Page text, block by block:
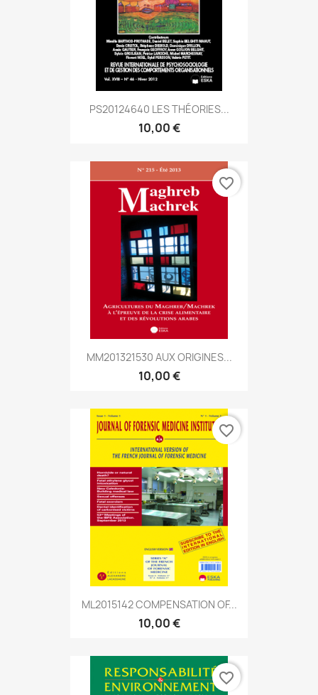
PS20124640 LES THÉORIES...
10,00 €
MM201321530 AUX ORIGINES...
10,00 €
favorite_border
ML2015142 COMPENSATION OF...
10,00 €
favorite_border
favorite_border